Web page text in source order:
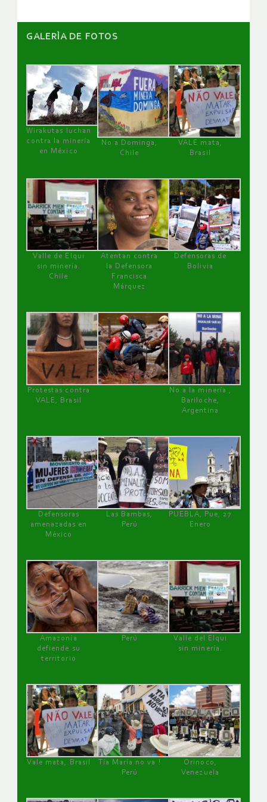
GALERÌA DE FOTOS
Wirakutas luchan
contra la minería
en México
No a Dominga,
Chile
VALE mata,
Brasil
Valle de Elqui
sin minería.
Chile
Atentan contra
la Defensora
Francisca
Márquez
Defensoras de
Bolivia
Protestas contra
VALE, Brasil
No a la minería ,
Bariloche,
Argentina
Defensoras
amenazadas en
México
Las Bambas,
Perú
PUEBLA, Pue, 27
Enero
Amazonía
defiende su
territorio
Perú
Valle del Elqui
sin minería.
Vale mata, Brasil
Tía María no va !
Perú
Orinoco,
Venezuela